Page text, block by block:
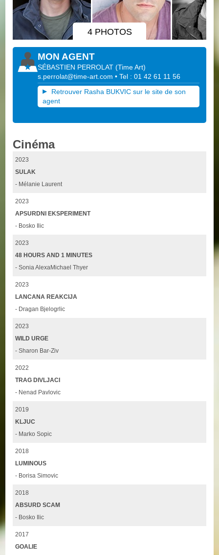
4 PHOTOS
MON AGENT
SÉBASTIEN PERROLAT (Time Art)
s.perrolat@time-art.com • Tel : 01 42 61 11 56
Retrouver Rasha BUKVIC sur le site de son
agent
Cinéma
2023
SULAK
- Mélanie Laurent
2023
APSURDNI EKSPERIMENT
- Bosko Ilic
2023
48 HOURS AND 1 MINUTES
- Sonia AlexaMichael Thyer
2023
LANCANA REAKCIJA
- Dragan Bjelogrlic
2023
WILD URGE
- Sharon Bar-Ziv
2022
TRAG DIVLJACI
- Nenad Pavlovic
2019
KLJUC
- Marko Sopic
2018
LUMINOUS
- Borisa Simovic
2018
ABSURD SCAM
- Bosko Ilic
2017
GOALIE